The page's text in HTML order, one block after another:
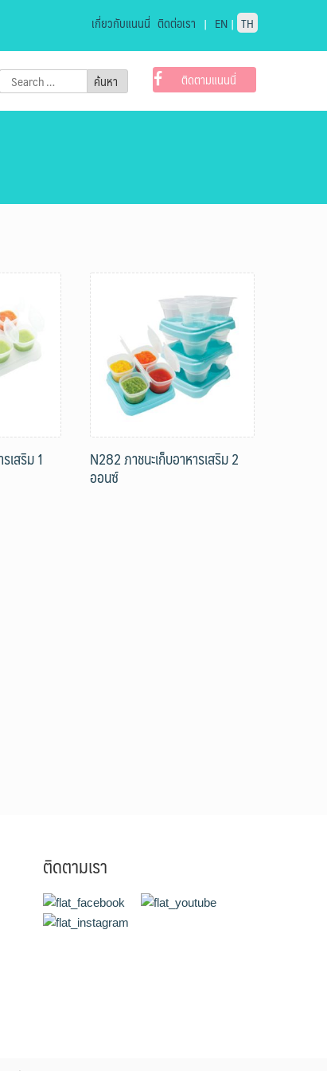
เกี่ยวกับแนนนี่ ติดต่อเรา | EN | TH
Search
for:
ติดตามแนนนี่
เสริม 1 N282 ภาชนะเก็บอาหารเสริม 2
ออนซ์
ติดตามเรา